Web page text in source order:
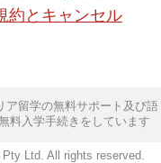
約とキャンセル
ア留学の無料サポート及び語
料入学手続きをしています
Ltd. All rights reserved.